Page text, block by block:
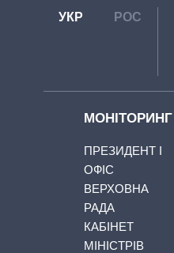
УКР РОС
МОНІТОРИНГ
ПРЕЗИДЕНТ І
ОФІС
ВЕРХОВНА
РАДА
КАБІНЕТ
МІНІСТРІВ